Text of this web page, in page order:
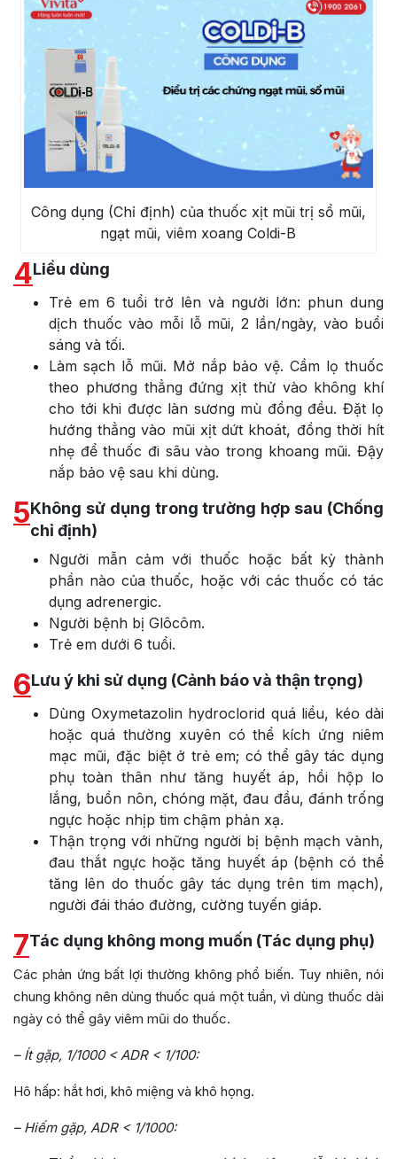
Công dụng (Chỉ định) của thuốc xịt mũi trị sổ mũi,
ngạt mũi, viêm xoang Coldi-B
4Liều dùng
Trẻ em 6 tuổi trở lên và người lớn: phun dung
dịch thuốc vào mỗi lỗ mũi, 2 lần/ngày, vào buổi
sáng và tối.
Làm sạch lỗ mũi. Mở nắp bảo vệ. Cầm lọ thuốc
theo phương thẳng đứng xịt thử vào không khí
cho tới khi được làn sương mù đồng đều. Đặt lọ
hướng thẳng vào mũi xịt dứt khoát, đồng thời hít
nhẹ để thuốc đi sâu vào trong khoang mũi. Đậy
nắp bảo vệ sau khi dùng.
5Không sử dụng trong trường hợp sau (Chống
chỉ định)
Người mẫn cảm với thuốc hoặc bất kỳ thành
phần nào của thuốc, hoặc với các thuốc có tác
dụng adrenergic.
Người bệnh bị Glôcôm.
Trẻ em dưới 6 tuổi.
6Lưu ý khi sử dụng (Cảnh báo và thận trọng)
Dùng Oxymetazolin hydroclorid quá liều, kéo dài
hoặc quá thường xuyên có thể kích ứng niêm
mạc mũi, đặc biệt ở trẻ em; có thể gây tác dụng
phụ toàn thân như tăng huyết áp, hồi hộp lo
lắng, buồn nôn, chóng mặt, đau đầu, đánh trống
ngực hoặc nhịp tim chậm phản xạ.
Thận trọng với những người bị bệnh mạch vành,
đau thắt ngực hoặc tăng huyết áp (bệnh có thể
tăng lên do thuốc gây tác dụng trên tim mạch),
người đái tháo đường, cường tuyến giáp.
7Tác dụng không mong muốn (Tác dụng phụ)
Các phản ứng bất lợi thường không phổ biến. Tuy nhiên, nói
chung không nên dùng thuốc quá một tuần, vì dùng thuốc dài
ngày có thể gây viêm mũi do thuốc.
– Ít gặp, 1/1000 < ADR < 1/100:
Hô hấp: hắt hơi, khô miệng và khô họng.
– Hiếm gặp, ADR < 1/1000: